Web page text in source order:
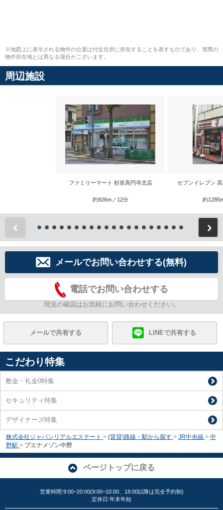
※地図上に表示される物件の位置は付近住所に所在することを表すものであり、実際の
物件所在地とは異なる場合がございます。
周辺施設
ファミリーマート 杉並高円寺北店
約926m／12分
セブンイレブン
約
メールでお問い合わせする(無料)
電話でお問い合わせする
現況の確認はお気軽にお問い合わせください。
メールで共有する LINEで共有する
こだわり特集
敷金・礼金0特集
セキュリティ特集
デザイナーズ特集
株式会社ジャパンリアルエステート > (賃貸)路線・駅から探す > JR中央線 > 中
野駅 > ブエナメゾン中野
ページトップに戻る
営業時間:9:00~20:00(9:00~10:00、18:00以降は完全予約制)
定休日:年末年始